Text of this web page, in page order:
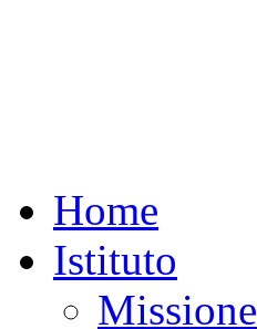
Home
Istituto
Missione